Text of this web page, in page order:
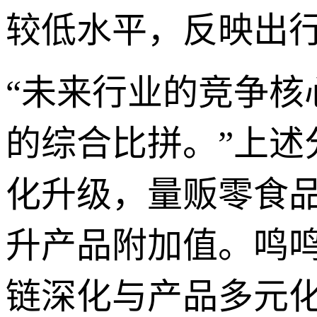
较低水平，反映出
“未来行业的竞争
的综合比拼。”上
化升级，量贩零食
升产品附加值。鸣
链深化与产品多元